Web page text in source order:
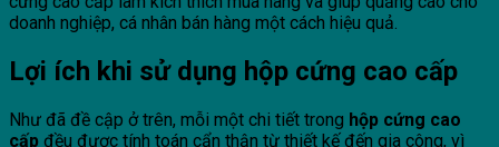
doanh nghiệp, cá nhân bán hàng một cách hiệu quả.
Lợi ích khi sử dụng hộp cứng cao cấp
Như đã đề cập ở trên, mỗi một chi tiết trong hộp cứng cao
cấp đều được tính toán cẩn thận từ thiết kế đến gia công, vì